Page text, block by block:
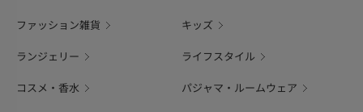
ファッション雑貨 キッズ
ランジェリー ライフスタイル
コスメ・香水 パジャマ・ルームウェア